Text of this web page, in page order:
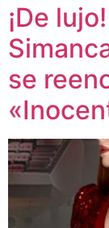
¡De
se